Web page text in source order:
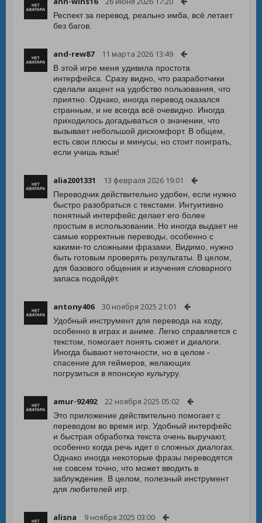
Респект за перевод, реально имба, всё летает
без багов.
and-rew87 11 марта 2026 13:49
В этой игре меня удивила простота
интерфейса. Сразу видно, что разработчики
сделали акцент на удобство пользования, что
приятно. Однако, иногда перевод оказался
странным, и не всегда всё очевидно. Иногда
приходилось догадываться о значении, что
вызывает небольшой дискомфорт. В общем,
есть свои плюсы и минусы, но стоит поиграть,
если учишь язык!
alia2001331 13 февраля 2026 19:01
Переводчик действительно удобен, если нужно
быстро разобраться с текстами. Интуитивно
понятный интерфейс делает его более
простым в использовании. Но иногда выдает не
самые корректные переводы, особенно с
какими-то сложными фразами. Видимо, нужно
быть готовым проверять результаты. В целом,
для базового общения и изучения словарного
запаса подойдёт.
antony406 30 ноября 2025 21:01
Удобный инструмент для перевода на ходу,
особенно в играх и аниме. Легко справляется с
текстом, помогает понять сюжет и диалоги.
Иногда бывают неточности, но в целом -
спасение для геймеров, желающих
погрузиться в японскую культуру.
amur-92492 22 ноября 2025 05:02
Это приложение действительно помогает с
переводом во время игр. Удобный интерфейс
и быстрая обработка текста очень выручают,
особенно когда речь идет о сложных диалогах.
Однако иногда некоторые фразы переводятся
не совсем точно, что может вводить в
заблуждение. В целом, полезный инструмент
для любителей игр.
alisna 9 ноября 2025 03:00